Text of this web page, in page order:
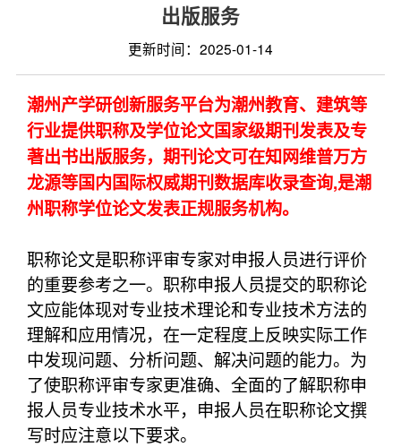
出版服务
更新时间：2025-01-14
潮州产学研创新服务平台为潮州教育、建筑等
行业提供职称及学位论文国家级期刊发表及专
著出书出版服务，期刊论文可在知网维普万方
龙源等国内国际权威期刊数据库收录查询,是潮
州职称学位论文发表正规服务机构。
职称论文是职称评审专家对申报人员进行评价
的重要参考之一。职称申报人员提交的职称论
文应能体现对专业技术理论和专业技术方法的
理解和应用情况，在一定程度上反映实际工作
中发现问题、分析问题、解决问题的能力。为
了使职称评审专家更准确、全面的了解职称申
报人员专业技术水平，申报人员在职称论文撰
写时应注意以下要求。